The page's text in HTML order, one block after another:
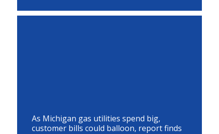
As Michigan gas utilities spend big,
customer bills could balloon, report finds